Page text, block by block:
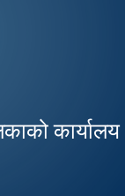
कार्यालय